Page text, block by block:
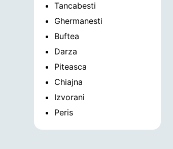
Tancabesti
Ghermanesti
Buftea
Darza
Piteasca
Chiajna
Izvorani
Peris